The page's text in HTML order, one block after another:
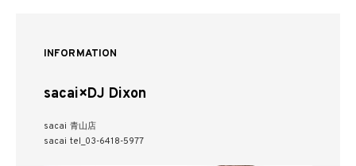
INFORMATION
sacai×DJ Dixon
sacai 青山店
sacai tel_03-6418-5977